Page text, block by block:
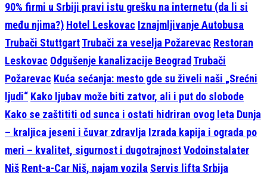
90% firmi u Srbiji pravi istu grešku na internetu (da li si
među njima?) Hotel Leskovac Iznajmljivanje Autobusa
Trubači StuttgartTrubači za veselja Požarevac Restoran
Leskovac Odgušenje kanalizacije Beograd Trubači
Požarevac Kuća sećanja: mesto gde su živeli naši „Srećni
ljudi“ Kako ljubav može biti zatvor, ali i put do slobode
Kako se zaštititi od sunca i ostati hidriran ovog leta Dunja
– kraljica jeseni i čuvar zdravlja Izrada kapija i ograda po
meri – kvalitet, sigurnost i dugotrajnostVodoinstalater
Niš Rent-a-Car Niš, najam vozila Servis lifta Srbija